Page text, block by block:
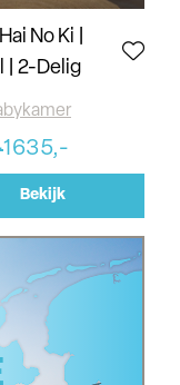
No Ki |
| 2-Delig
1635,-
Bekijk